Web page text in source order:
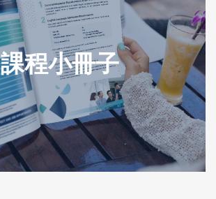
課程小冊子